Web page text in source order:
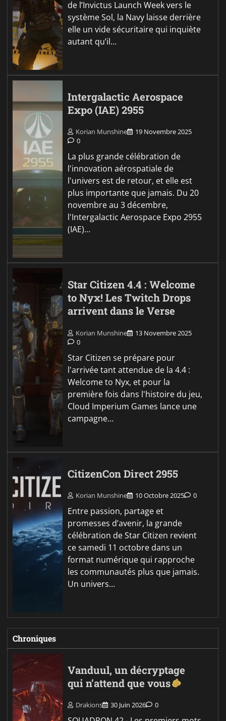
de l’Invictus Launch Week vers le
système Sol, la Navy laisse derrière
elle un vide sécuritaire qui inquiète
autant qu’il…
Intergalactic Aerospace
Expo (IAE) 2955
Korian Munshine
19 Novembre 2025
0
La plus grande célébration de
l'innovation aérospatiale de
l'univers est de retour, et elle est
plus importante que jamais. Du 20
novembre au 3 décembre,
l'Intergalactic Aerospace Expo 2955
(IAE)…
Star Citizen 4.4 : Welcome
to Nyx! Les Twitch Drops
arrivent dans le Verse
Korian Munshine
13 Novembre 2025
0
Star Citizen se prépare pour
l'arrivée tant attendue de la 4.4 :
Welcome to Nyx, et pour la
première fois dans l'histoire du jeu,
Cloud Imperium Games lance une
campagne…
CitizenCon Direct 2955
Korian Munshine 10 Octobre 2025 0
Entre passion, partage et
promesses d’avenir, la grande
célébration de Star Citizen revient
ce samedi 11 octobre dans un
format numérique qui rapproche
les communautés plus que jamais.
Un univers…
Chroniques
Vanduul, un décryptage
qui n’attend que vous
Drakions 30 Juin 2026 0